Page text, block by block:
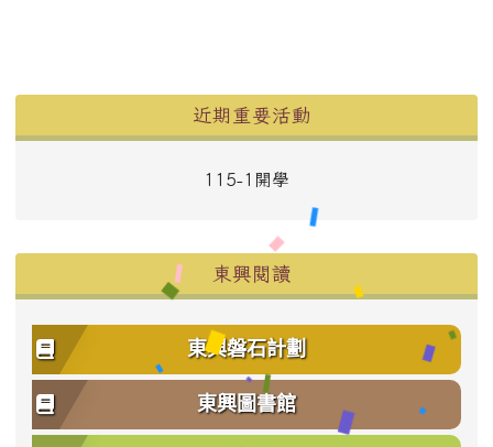
近期重要活動
115-1開學
東興閱讀
東興磐石計劃
東興圖書館